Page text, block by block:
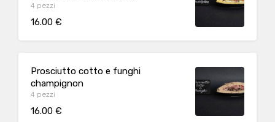
4 pezzi
16.00 €
Prosciutto cotto e funghi
champignon
4 pezzi
16.00 €